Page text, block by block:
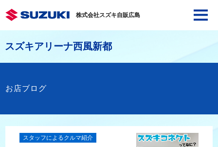
株式会社スズキ自販広島
スズキアリーナ西風新都
お店ブログ
スタッフによるクルマ紹介